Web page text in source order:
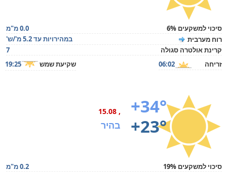
סיכוי למשקעים 6%
0.0 מ"מ
רוח מערבית
במהירויות עד 5.2 מ'/ש'
קרינת אולטרה סגולה
7
זריחה
06:02 שקיעת שמש 19:25
+34°
+23°
, 15.08
בהיר
סיכוי למשקעים 19%
0.2 מ"מ